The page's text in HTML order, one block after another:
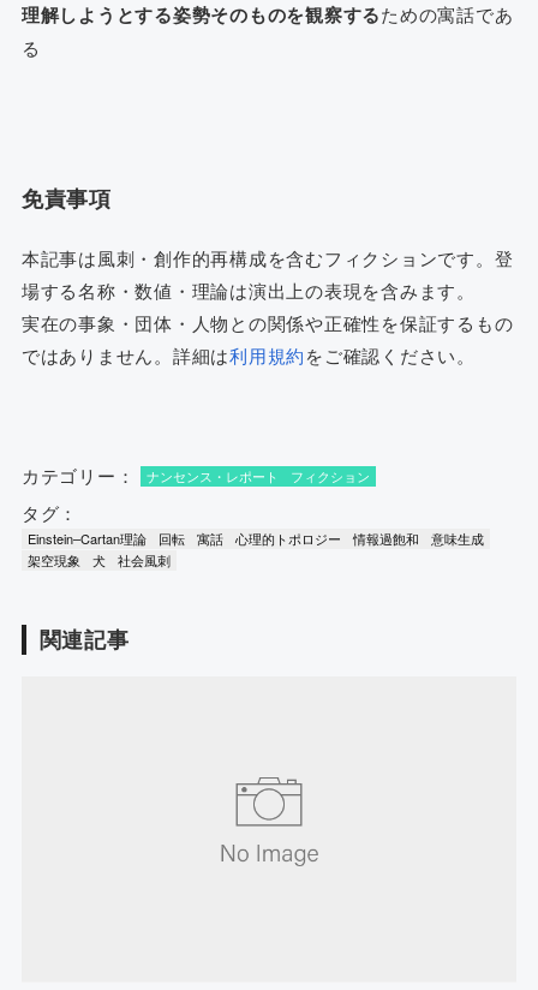
理解しようとする姿勢そのものを観察するための寓話であ
る
免責事項
本記事は風刺・創作的再構成を含むフィクションです。登
場する名称・数値・理論は演出上の表現を含みます。
実在の事象・団体・人物との関係や正確性を保証するもの
ではありません。詳細は利用規約をご確認ください。
カテゴリー： ナンセンス・レポート フィクション
タグ：
Einstein–Cartan理論 回転 寓話 心理的トポロジー 情報過飽和
意味生成
架空現象
犬 社会風刺
関連記事